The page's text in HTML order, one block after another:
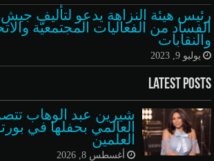
رئيس هيئة النزاهة يدعو لتأليف
الفساد من الفعاليات المجتمعيَّة
والنقابات
يوليو 9, 2023
Latest Posts
شيرين عبد الوهاب
العالمي بحفلها في
العلمين
أغسطس 8, 2026